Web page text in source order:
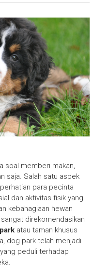
soal memberi makan,
saja. Salah satu aspek
para pecinta
dan aktivitas fisik yang
kebahagiaan hewan
direkomendasikan
atau taman khusus
dog park telah menjadi
peduli terhadap